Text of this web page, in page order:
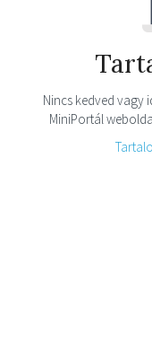
Nincs kedved vagy
MiniPortál